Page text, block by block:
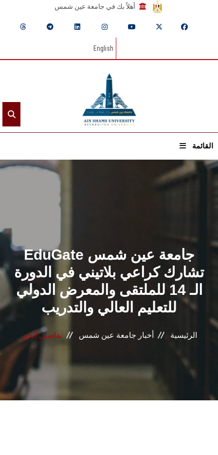
أهلاً بك في جامعة عين شمس
English
القائمة
القطاعـات
الشئون الأكاديمية
البحث العلمي
الرعاية الصحية
المراكز والوحدات
الأنظمة الذكية
الإعلام
EduGate جامعة عين شمس
تشارك كراعي بلاتيني في الدورة
الـ 14 للملتقى والمعرض الدولي
للتعليم العالي والتدريب
الرئيسية أخبار جامعة عين شمس تفاصيل الخبر